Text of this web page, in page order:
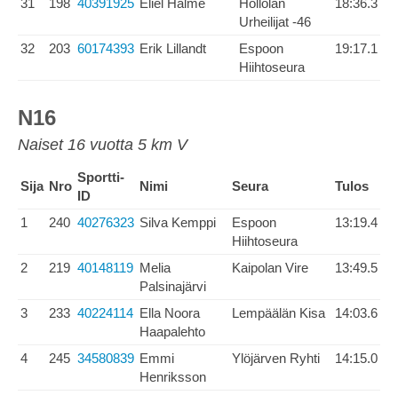
31 198 40391925 Eliel Halme
Hollolan
Urheilijat -46
18:36.3
32 203 60174393 Erik Lillandt
Espoon
Hiihtoseura
19:17.1
N16
Naiset 16 vuotta 5 km V
Sija Nro
Sportti-
ID
Nimi Seura Tulos
1 240 40276323 Silva Kemppi
Espoon
Hiihtoseura
13:19.4
2 219 40148119 Melia
Palsinajärvi
Kaipolan Vire 13:49.5
3 233 40224114 Ella Noora
Haapalehto
Lempäälän Kisa 14:03.6
4 245 34580839 Emmi
Henriksson
Ylöjärven Ryhti 14:15.0